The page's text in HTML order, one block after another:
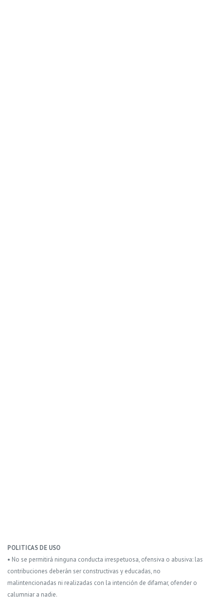
POLITICAS DE USO
• No se permitirá ninguna conducta irrespetuosa, ofensiva o abusiva: las
contribuciones deberán ser constructivas y educadas, no
malintencionadas ni realizadas con la intención de difamar, ofender o
calumniar a nadie.